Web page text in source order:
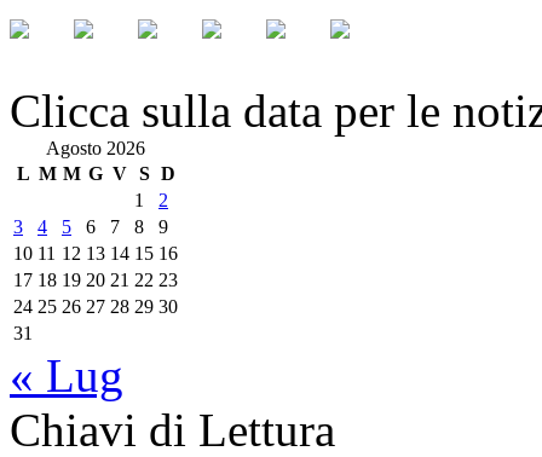
Clicca sulla data per le
Agosto 2026
L M M G V S D
1
2
3
4 5 6 7 8
9
10 11 12 13 14 15 16
17 18 19 20 21 22 23
24 25 26 27 28 29 30
31
« Lug
Chiavi di Lettura